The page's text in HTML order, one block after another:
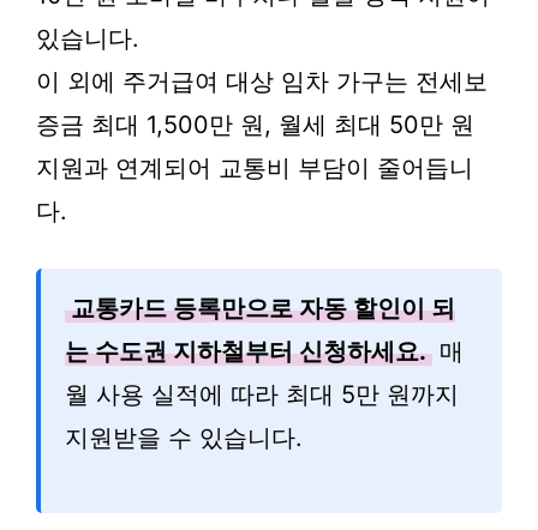
있습니다.
이 외에 주거급여 대상 임차 가구는 전세보
증금 최대 1,500만 원, 월세 최대 50만 원
지원과 연계되어 교통비 부담이 줄어듭니
다.
교통카드 등록만으로 자동 할인이 되
는 수도권 지하철부터 신청하세요. 매
월 사용 실적에 따라 최대 5만 원까지
지원받을 수 있습니다.